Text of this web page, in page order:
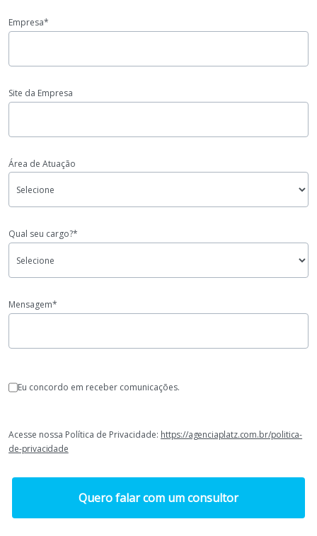
Empresa*
Site da Empresa
Área de Atuação
Qual seu cargo?*
Mensagem*
Eu concordo em receber comunicações.
Acesse nossa Política de Privacidade: https://agenciaplatz.com.br/politica-
de-privacidade
Quero falar com um consultor